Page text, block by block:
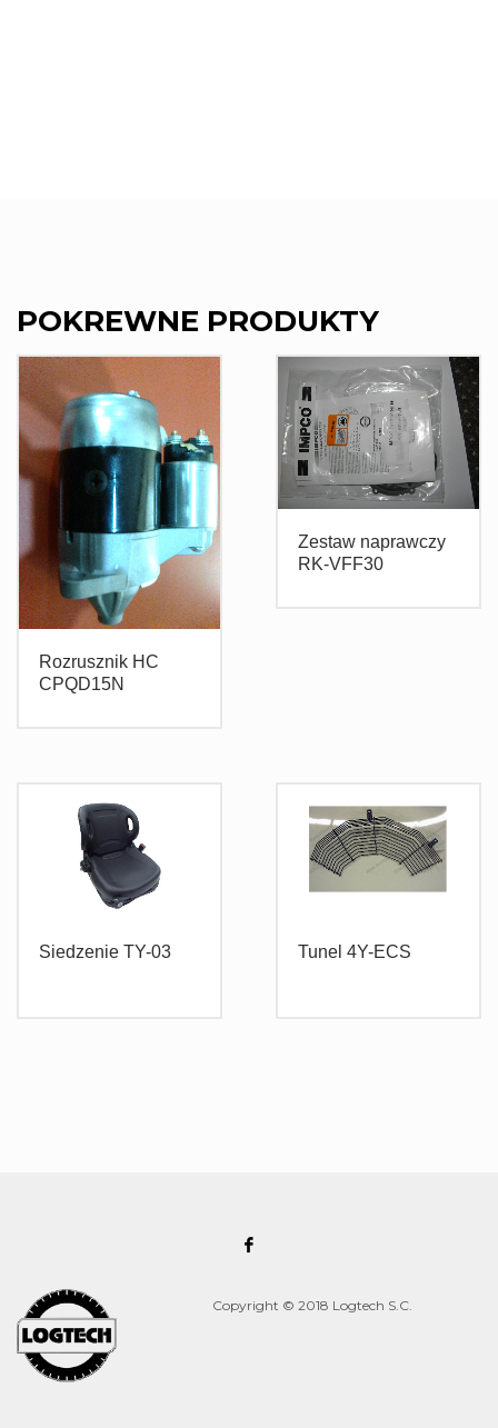
POKREWNE PRODUKTY
Rozrusznik HC
CPQD15N
Zestaw naprawczy
RK-VFF30
Siedzenie TY-03 Tunel 4Y-ECS
Copyright © 2018 Logtech S.C.